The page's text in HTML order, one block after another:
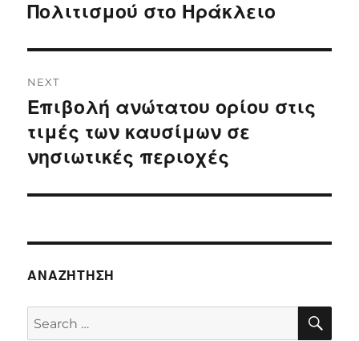
Πολιτισμού στο Ηράκλειο
NEXT
Next
post:
Επιβολή ανώτατου ορίου στις
τιμές των καυσίμων σε
νησιωτικές περιοχές
ΑΝΑΖΉΤΗΣΗ
Search